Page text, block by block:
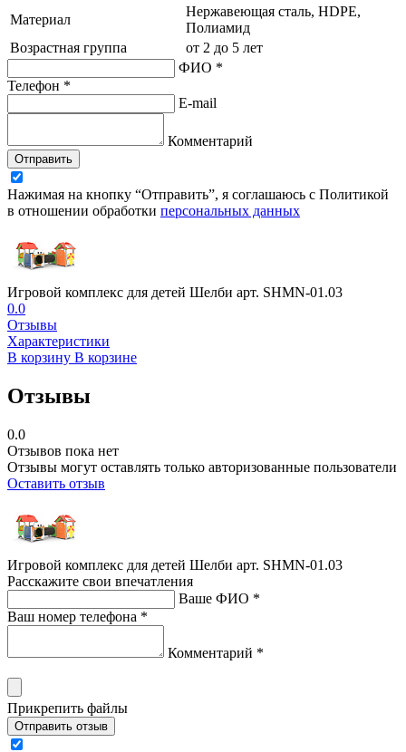
Материал
Нержавеющая сталь, HDPE,
Полиамид
Возрастная группа
от 2 до 5 лет
ФИО *
Телефон *
E-mail
Комментарий
Отправить
Нажимая на кнопку “Отправить”, я соглашаюсь с Политикой
в отношении обработки персональных данных
Игровой комплекс для детей Шелби арт. SHMN-01.03
0.0
Отзывы
Характеристики
В корзину В корзине
Отзывы
0.0
Отзывов пока нет
Отзывы могут оставлять только авторизованные пользователи
Оставить отзыв
Игровой комплекс для детей Шелби арт. SHMN-01.03
Расскажите свои впечатления
Ваше ФИО *
Ваш номер телефона *
Комментарий *
Прикрепить файлы
Отправить отзыв